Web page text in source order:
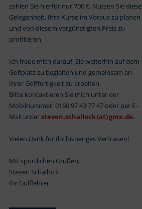
zahlen Sie hierfür nur 700 €. Nutzen Sie diese
Gelegenheit, Ihre Kurse im Voraus zu planen
und von diesem vergünstigten Preis zu
profitieren.
Ich freue mich darauf, Sie weiterhin auf dem
Golfplatz zu begleiten und gemeinsam an
Ihrer Golffertigkeit zu arbeiten.
Bitte kontaktieren Sie mich unter der
Mobilnummer: 0160 97 43 77 47 oder per E-
Mail untersteven.schallock (at) gmx.de.
Vielen Dank für Ihr bisheriges Vertrauen!
Mit sportlichen Grüßen,
Steven Schallock
Ihr Golflehrer